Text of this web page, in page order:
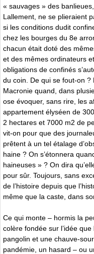
« sauvages » des
Lallement, ne se plieraient
si les conditions dudit
chez les bourges du 8e
chacun était doté des
et des mêmes ordinateurs
obligations de confinés
du coin. De qui se fout-on
Macronie quand, dans
ose évoquer, sans rire, les
appartement élyséen de
2 hectares et 7000 m2 de
vit-on pour que des
prêtent à un tel étalage
haine ? On s’étonnera
haineuses » ? On dira
pour sûr. Toujours, sans
de l’histoire depuis que
même que la caste, dans
Ce qui monte – hormis la
colère fondée sur l’idée
pangolin et une chauve-
pandémie, un hasard – ou